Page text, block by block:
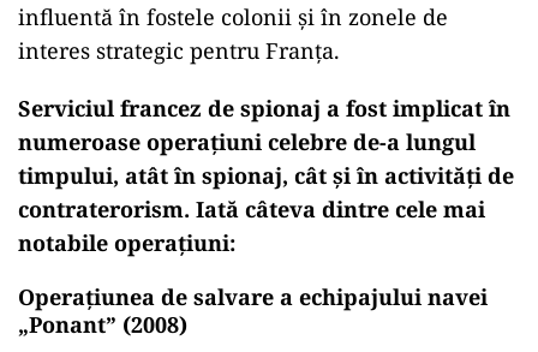
influentă în fostele colonii și în zonele de
interes strategic pentru Franța.
Serviciul francez de spionaj a fost implicat în
numeroase operațiuni celebre de-a lungul
timpului, atât în spionaj, cât și în activități de
contraterorism. Iată câteva dintre cele mai
notabile operațiuni:
Operațiunea de salvare a echipajului navei
„Ponant” (2008)